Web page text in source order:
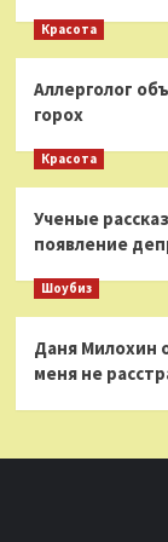
Красота
Аллерголог
горох
Красота
Ученые
появление
Шоубиз
Даня Милохин
меня не